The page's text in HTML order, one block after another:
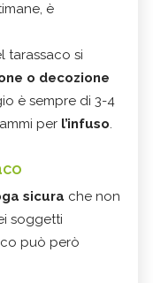
è
tarassaco si
o decozione
è sempre di 3-4
per l’infuso.
sicura che non
soggetti
può però